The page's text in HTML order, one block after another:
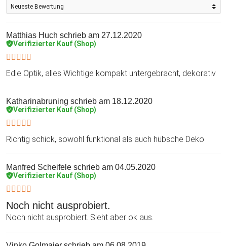
Matthias Huch schrieb am 27.12.2020
Verifizierter Kauf (Shop)
Edle Optik, alles Wichtige kompakt untergebracht, dekorativ
Katharinabruning schrieb am 18.12.2020
Verifizierter Kauf (Shop)
Richtig schick, sowohl funktional als auch hübsche Deko
Manfred Scheifele schrieb am 04.05.2020
Verifizierter Kauf (Shop)
Noch nicht ausprobiert.
Noch nicht ausprobiert. Sieht aber ok aus.